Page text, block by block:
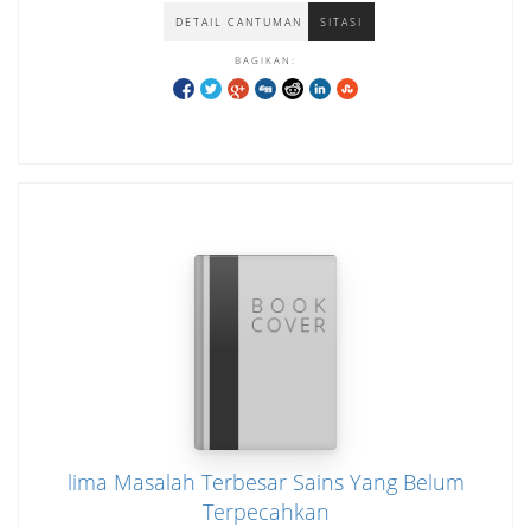
DETAIL CANTUMAN SITASI
BAGIKAN:
lima Masalah Terbesar Sains Yang Belum
Terpecahkan